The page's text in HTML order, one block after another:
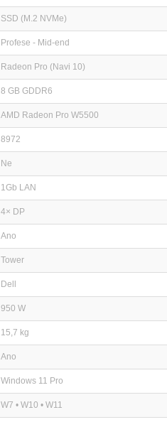
SSD (M.2 NVMe)
Profese - Mid-end
Radeon Pro (Navi 10)
8 GB GDDR6
AMD Radeon Pro W5500
8972
Ne
1Gb LAN
4× DP
Ano
Tower
Dell
950 W
15,7 kg
Ano
Windows 11 Pro
W7 • W10 • W11